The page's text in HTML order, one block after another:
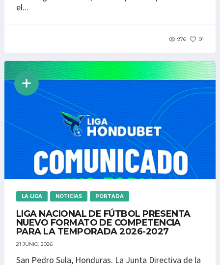
el...
976 91
LA LIGA NOTICIAS PORTADA
LIGA NACIONAL DE FÚTBOL PRESENTA
NUEVO FORMATO DE COMPETENCIA
PARA LA TEMPORADA 2026-2027
21 JUNIO, 2026
San Pedro Sula, Honduras. La Junta Directiva de la